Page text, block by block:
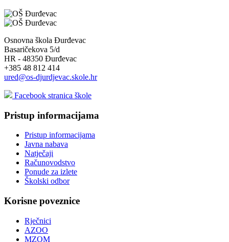
Osnovna škola Đurđevac
Basaričekova 5/d
HR - 48350 Đurđevac
+385 48 812 414
ured@os-djurdjevac.skole.hr
Facebook stranica škole
Pristup informacijama
Pristup informacijama
Javna nabava
Natječaji
Računovodstvo
Ponude za izlete
Školski odbor
Korisne poveznice
Rječnici
AZOO
MZOM